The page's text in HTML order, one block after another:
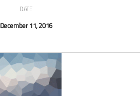
DATE
December 11, 2016